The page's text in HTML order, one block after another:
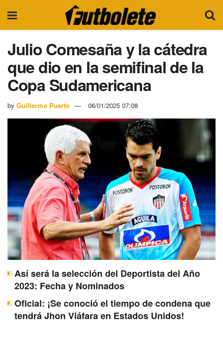
Julio Comesaña y la cátedra
que dio en la semifinal de la
Copa Sudamericana
by Guillermo Puerto 06/01/2025 07:08
Así será la selección del Deportista del Año
2023: Fecha y Nominados
Oficial: ¡Se conoció el tiempo de condena que
tendrá Jhon Viáfara en Estados Unidos!